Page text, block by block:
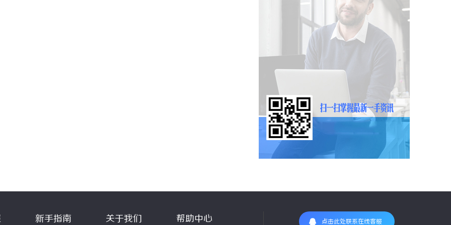
新手指南 关于我们 帮助中心 点击此处联系在线客服